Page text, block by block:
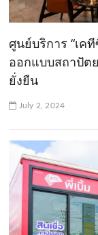
ศูนย์บริการ “เค
ออกแบบสถาปัต
ยั่งยืน
July 2, 2024